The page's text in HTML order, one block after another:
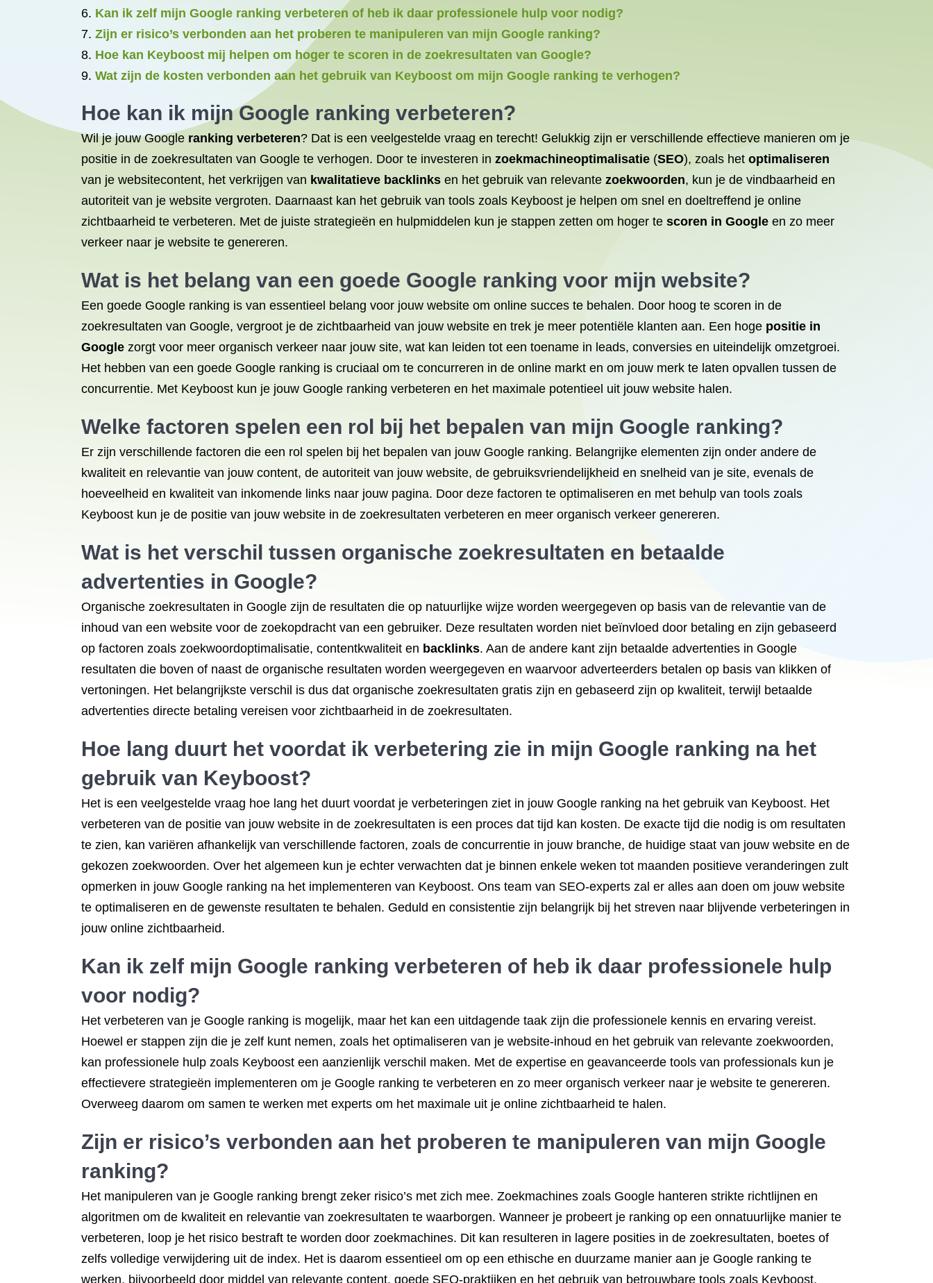
Kan ik zelf mijn Google ranking verbeteren of heb ik daar professionele hulp voor nodig?
Zijn er risico’s verbonden aan het proberen te manipuleren van mijn Google ranking?
Hoe kan Keyboost mij helpen om hoger te scoren in de zoekresultaten van Google?
Wat zijn de kosten verbonden aan het gebruik van Keyboost om mijn Google ranking te verhogen?
Hoe kan ik mijnGoogle ranking verbeteren?
Wil je jouw Google ranking verbeteren? Dat is een veelgestelde vraag en terecht! Gelukkig zijn er verschillende effectieve manieren om je
positie in de zoekresultaten van Google te verhogen. Door te investeren in zoekmachineoptimalisatie (SEO), zoals het optimaliseren
van je websitecontent, het verkrijgen van kwalitatieve backlinks en het gebruik van relevante zoekwoorden, kun je de vindbaarheid en
autoriteit van je website vergroten. Daarnaast kan het gebruik van tools zoals Keyboost je helpen om snel en doeltreffend je online
zichtbaarheid te verbeteren. Met de juiste strategieën en hulpmiddelen kun je stappen zetten om hoger te scoren in Google en zo meer
verkeer naar je website te genereren.
Wat is het belang van een goede Google ranking voor mijn website?
Een goede Google ranking is van essentieel belang voor jouw website om online succes te behalen. Door hoog te scoren in de
zoekresultaten van Google, vergroot je de zichtbaarheid van jouw website en trek je meer potentiële klanten aan. Een hoge positie in
Google zorgt voor meer organisch verkeer naar jouw site, wat kan leiden tot een toename in leads, conversies en uiteindelijk omzetgroei.
Het hebben van een goede Google ranking is cruciaal om te concurreren in de online markt en om jouw merk te laten opvallen tussen de
concurrentie. Met Keyboost kun je jouw Google ranking verbeteren en het maximale potentieel uit jouw website halen.
Welke factoren spelen een rol bij het bepalen van mijn Google ranking?
Er zijn verschillende factoren die een rol spelen bij het bepalen van jouw Google ranking. Belangrijke elementen zijn onder andere de
kwaliteit en relevantie van jouw content, de autoriteit van jouw website, de gebruiksvriendelijkheid en snelheid van je site, evenals de
hoeveelheid en kwaliteit van inkomende links naar jouw pagina. Door deze factoren te optimaliseren en met behulp van tools zoals
Keyboost kun je de positie van jouw website in de zoekresultaten verbeteren en meer organisch verkeer genereren.
Wat is het verschil tussen organische zoekresultaten en betaalde
advertenties in Google?
Organische zoekresultaten in Google zijn de resultaten die op natuurlijke wijze worden weergegeven op basis van de relevantie van de
inhoud van een website voor de zoekopdracht van een gebruiker. Deze resultaten worden niet beïnvloed door betaling en zijn gebaseerd
op factoren zoals zoekwoordoptimalisatie, contentkwaliteit en backlinks. Aan de andere kant zijn betaalde advertenties in Google
resultaten die boven of naast de organische resultaten worden weergegeven en waarvoor adverteerders betalen op basis van klikken of
vertoningen. Het belangrijkste verschil is dus dat organische zoekresultaten gratis zijn en gebaseerd zijn op kwaliteit, terwijl betaalde
advertenties directe betaling vereisen voor zichtbaarheid in de zoekresultaten.
Hoe lang duurt het voordat ik verbetering zie in mijn Google ranking na het
gebruik van Keyboost?
Het is een veelgestelde vraag hoe lang het duurt voordat je verbeteringen ziet in jouw Google ranking na het gebruik van Keyboost. Het
verbeteren van de positie van jouw website in de zoekresultaten is een proces dat tijd kan kosten. De exacte tijd die nodig is om resultaten
te zien, kan variëren afhankelijk van verschillende factoren, zoals de concurrentie in jouw branche, de huidige staat van jouw website en de
gekozen zoekwoorden. Over het algemeen kun je echter verwachten dat je binnen enkele weken tot maanden positieve veranderingen zult
opmerken in jouw Google ranking na het implementeren van Keyboost. Ons team van SEO-experts zal er alles aan doen om jouw website
te optimaliseren en de gewenste resultaten te behalen. Geduld en consistentie zijn belangrijk bij het streven naar blijvende verbeteringen in
jouw online zichtbaarheid.
Kan ik zelf mijn Google ranking verbeteren of heb ik daar professionele hulp
voor nodig?
Het verbeteren van je Google ranking is mogelijk, maar het kan een uitdagende taak zijn die professionele kennis en ervaring vereist.
Hoewel er stappen zijn die je zelf kunt nemen, zoals het optimaliseren van je website-inhoud en het gebruik van relevante zoekwoorden,
kan professionele hulp zoals Keyboost een aanzienlijk verschil maken. Met de expertise en geavanceerde tools van professionals kun je
effectievere strategieën implementeren om je Google ranking te verbeteren en zo meer organisch verkeer naar je website te genereren.
Overweeg daarom om samen te werken met experts om het maximale uit je online zichtbaarheid te halen.
Zijn er risico’s verbonden aan het proberen te manipuleren van mijn Google
ranking?
Het manipuleren van je Google ranking brengt zeker risico’s met zich mee. Zoekmachines zoals Google hanteren strikte richtlijnen en
algoritmen om de kwaliteit en relevantie van zoekresultaten te waarborgen. Wanneer je probeert je ranking op een onnatuurlijke manier te
verbeteren, loop je het risico bestraft te worden door zoekmachines. Dit kan resulteren in lagere posities in de zoekresultaten, boetes of
zelfs volledige verwijdering uit de index. Het is daarom essentieel om op een ethische en duurzame manier aan je Google ranking te
werken, bijvoorbeeld door middel van relevante content, goede SEO-praktijken en het gebruik van betrouwbare tools zoals Keyboost.